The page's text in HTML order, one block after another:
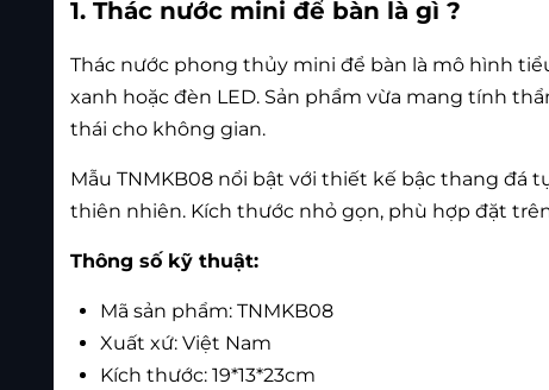
1. Thác nước mini để bàn là gì ?
Thác nước phong thủy mini để bàn là mô hình
xanh hoặc đèn LED. Sản phẩm vừa mang tính
thái cho không gian.
Mẫu TNMKB08 nổi bật với thiết kế bậc thang đá
thiên nhiên. Kích thước nhỏ gọn, phù hợp đặt
Thông số kỹ thuật:
Mã sản phẩm: TNMKB08
Xuất xứ: Việt Nam
Kích thước: 19*13*23cm